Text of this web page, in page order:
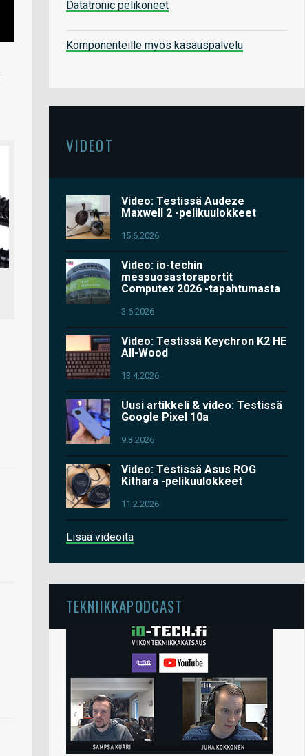
Datatronic pelikoneet
Komponenteille myös kasauspalvelu
VIDEOT
Video: Testissä Audeze
Maxwell 2 -pelikuulokkeet
15.6.2026
Video: io-techin
messuosastoraportit
Computex 2026 -tapahtumasta
3.6.2026
Video: Testissä Keychron K2 HE
All-Wood
13.4.2026
Uusi artikkeli & video: Testissä
Google Pixel 10a
9.3.2026
Video: Testissä Asus ROG
Kithara -pelikuulokkeet
11.2.2026
Lisää videoita
TEKNIIKKAPODCAST